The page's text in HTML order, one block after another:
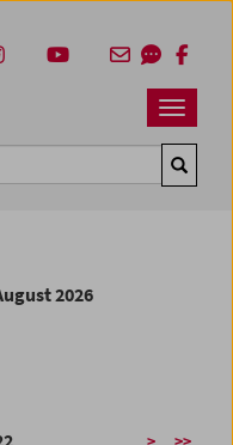
Navbar
2026